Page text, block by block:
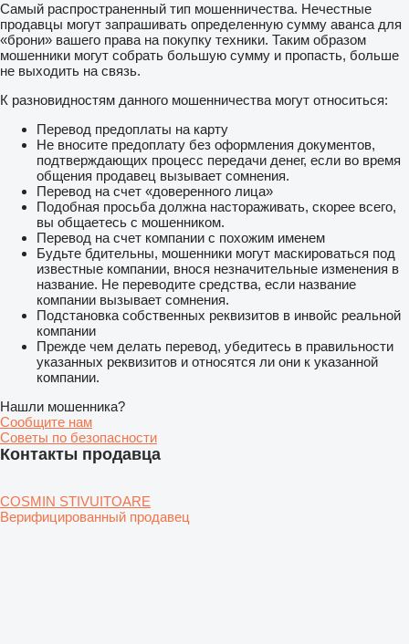
Самый распространенный тип мошенничества. Нечестные
продавцы могут запрашивать определенную сумму аванса для
«брони» вашего права на покупку техники. Таким образом
мошенники могут собрать большую сумму и пропасть, больше
не выходить на связь.
К разновидностям данного мошенничества могут относиться:
Перевод предоплаты на карту
Не вносите предоплату без оформления документов,
подтверждающих процесс передачи денег, если во время
общения продавец вызывает сомнения.
Перевод на счет «доверенного лица»
Подобная просьба должна настораживать, скорее всего,
вы общаетесь с мошенником.
Перевод на счет компании с похожим именем
Будьте бдительны, мошенники могут маскироваться под
известные компании, внося незначительные изменения в
название. Не переводите средства, если название
компании вызывает сомнения.
Подстановка собственных реквизитов в инвойс реальной
компании
Прежде чем делать перевод, убедитесь в правильности
указанных реквизитов и относятся ли они к указанной
компании.
Нашли мошенника?
Сообщите нам
Советы по безопасности
Контакты продавца
COSMIN STIVUITOARE
Верифицированный продавец